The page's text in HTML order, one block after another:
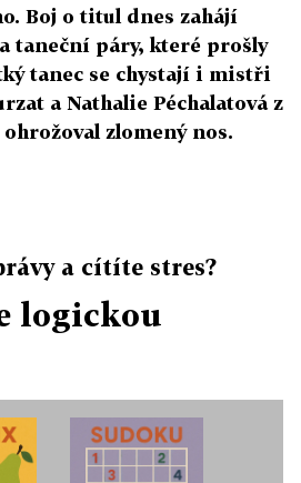
Boj o titul dnes zahájí
taneční páry, které prošly
tanec se chystají i mistři
a Nathalie Péchalatová z
zlomený nos.
a cítíte stres?
logickou